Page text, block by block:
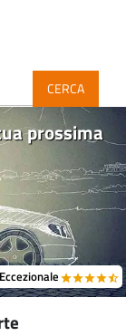
CERCA
prossima
Eccezionale gradegradegradegradestar_half